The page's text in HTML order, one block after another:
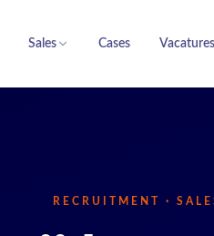
Sales Cases Vacatures
RECRUITMENT ·